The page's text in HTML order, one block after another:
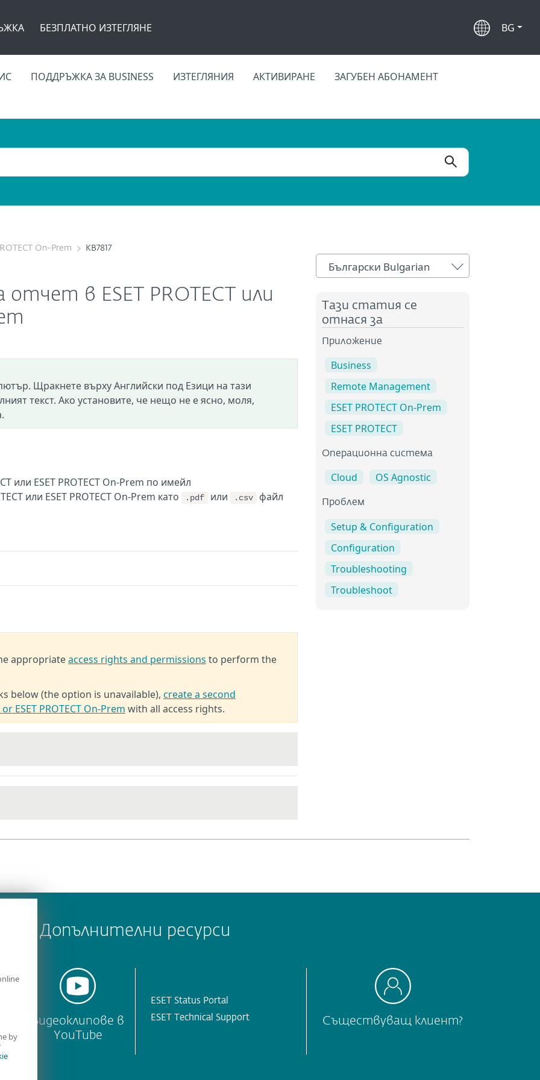
БЕЗПЛАТНО ИЗТЕГЛЯНЕ BG
ПОДДРЪЖКА ЗА BUSINESS ИЗТЕГЛЯНИЯ АКТИВИРАНЕ ЗАГУБЕН АБОНАМЕНТ
On-Prem KB7817
отчет в ESET PROTECT или
Щракнете върху Английски под Езици на тази
текст. Ако установите, че нещо не е ясно, моля,
или ESET PROTECT On-Prem по имейл
или ESET PROTECT On-Prem като
.pdf или .csv файл
appropriateaccess rights and permissions to perform the
below (the option is unavailable), create a second
ESET PROTECT On-Prem with all access rights.
Български Bulgarian
Тази статия се
отнася за
Приложение
Business
Remote Management
ESET PROTECT On-Prem
ESET PROTECT
Операционна система
Cloud OS Agnostic
Проблем
Setup & Configuration
Configuration
Troubleshooting
Troubleshoot
Допълнителни ресурси
Видеоклипове в
YouTube
ESET Status Portal
ESET Technical Support
Съществуващ клиент?
by